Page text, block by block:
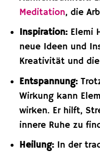
Meditation, die
Inspiration:Elemi
neue Ideen und
Kreativität und
Entspannung:
Wirkung kann
wirken. Er hilft,
innere Ruhe zu
Heilung:In der